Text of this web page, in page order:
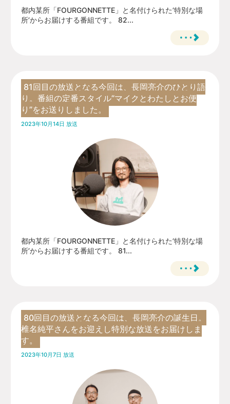
都内某所「FOURGONNETTE」と名付けられた’特別な場
所’からお届けする番組です。 82...
81回目の放送となる今回は、長岡亮介のひとり語
り。番組の定番スタイル”マイクとわたしとお便
り”をお送りしました。
2023年10月14日 放送
都内某所「FOURGONNETTE」と名付けられた’特別な場
所’からお届けする番組です。 81...
80回目の放送となる今回は、長岡亮介の誕生日。
椎名純平さんをお迎えし特別な放送をお届けしま
す。
2023年10月7日 放送